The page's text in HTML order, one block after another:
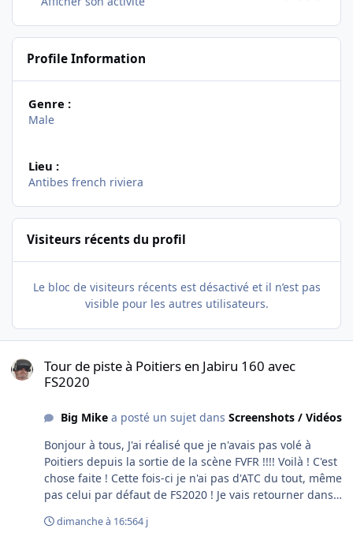
Profile Information
Genre :
Male
Lieu :
Antibes french riviera
Visiteurs récents du profil
Le bloc de visiteurs récents est désactivé et il n’est pas
visible pour les autres utilisateurs.
Tour de piste à Poitiers en Jabiru 160 avec
FS2020
Big Mikea posté un sujet dans Screenshots / Vidéos
Bonjour à tous, J'ai réalisé que je n'avais pas volé à
Poitiers depuis la sortie de la scène FVFR !!!! Voilà ! C'est
chose faite ! Cette fois-ci je n'ai pas d'ATC du tout, même
pas celui par défaut de FS2020 ! Je vais retourner dans
dimanche à 16:564 j